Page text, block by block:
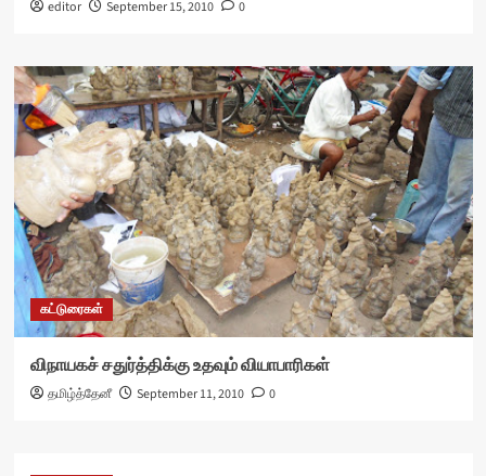
editor September 15, 2010 0
கட்டுரைகள்
விநாயகச் சதுர்த்திக்கு உதவும் வியாபாரிகள்
தமிழ்த்தேனீ September 11, 2010 0